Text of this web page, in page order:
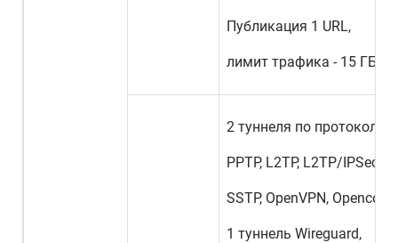
Публикация 1 URL,
лимит трафика - 15
2 туннеля по
PPTP, L2TP, L2TP/IPSec,
SSTP, OpenVPN,
1 туннель Wireguard,